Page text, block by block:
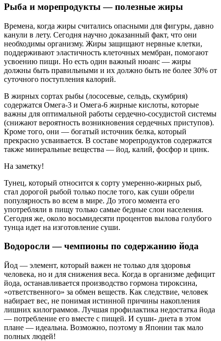
Рыба и морепродукты — полезные жиры
Времена, когда жиры считались опасными для фигуры, давно
канули в лету. Сегодня научно доказанный факт, что они
необходимы организму. Жиры защищают нервные клетки,
поддерживают эластичность клеточных мембран, помогают
усвоению пищи. Но есть один важный нюанс — жиры
должны быть правильными и их должно быть не более 30% от
суточного поступления калорий.
В жирных сортах рыбы (лососевые, сельдь, скумбрия)
содержатся Омега-3 и Омега-6 жирные кислоты, которые
важны для оптимальной работы сердечно-сосудистой системы
(снижают вероятность возникновения сердечных приступов).
Кроме того, они — богатый источник белка, который
прекрасно усваивается. В составе морепродуктов содержатся
также минеральные вещества — йод, калий, фосфор и цинк.
На заметку!
Тунец, который относится к сорту умеренно-жирных рыб,
стал дорогой рыбой только после того, как суши обрели
популярность во всем в мире. До этого момента его
употребляли в пищу только самые бедные слои населения.
Сегодня же, около восьмидесяти процентов вылова голубого
тунца идет на изготовление суши.
Водоросли — чемпионы по содержанию йода
Йод — элемент, который важен не только для здоровья
человека, но и для снижения веса. Когда в организме дефицит
йода, останавливается производство гормона тироксина,
«ответственного» за обмен веществ. Как следствие, человек
набирает вес, не понимая истинной причины накопления
лишних килограммов. Лучшая профилактика недостатка йода
— потребление его вместе с пищей. И суши- диета в этом
плане — идеальна. Возможно, поэтому в Японии так мало
полных людей!